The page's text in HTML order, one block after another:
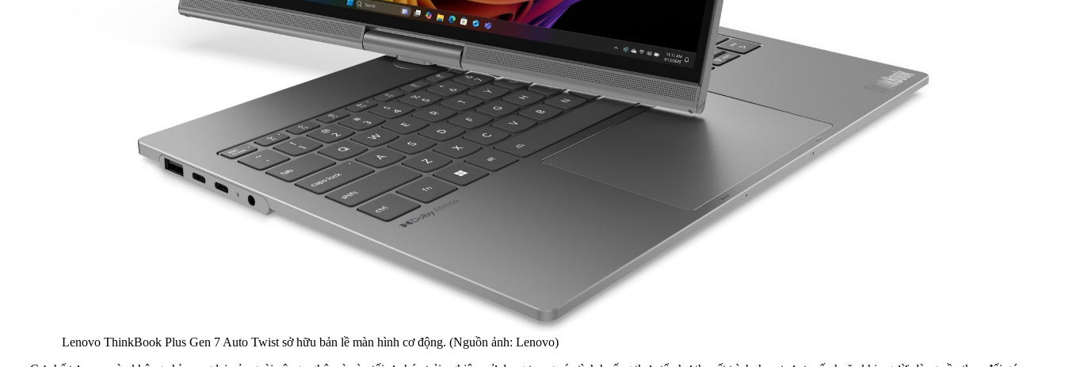
Lenovo ThinkBook Plus Gen 7 Auto Twist sở hữu bản lề màn hình cơ động. (Nguồn ảnh: Lenovo)